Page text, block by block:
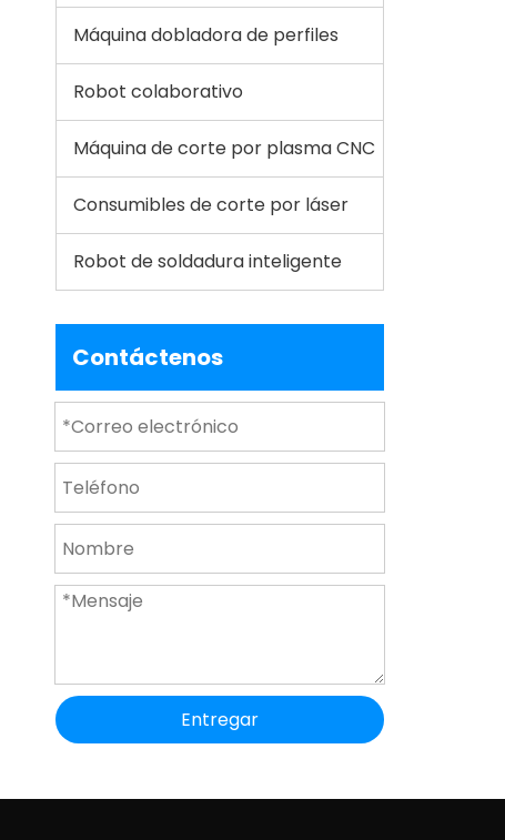
Máquina dobladora de perfiles
Robot colaborativo
Máquina de corte por plasma CNC
Consumibles de corte por láser
Robot de soldadura inteligente
Contáctenos
Entregar